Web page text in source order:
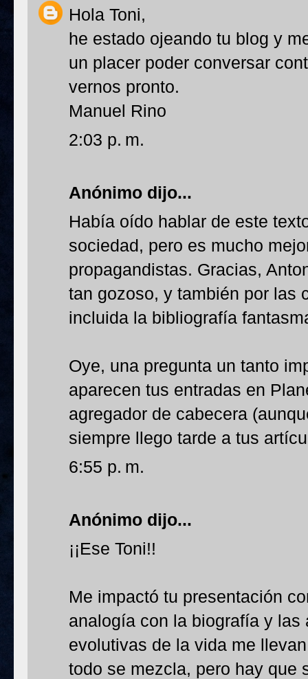
Hola Toni,
he estado ojeando tu blog y
un placer poder conversar
vernos pronto.
Manuel Rino
2:03 p. m.
Anónimo dijo...
Había oído hablar de este
sociedad, pero es mucho
propagandistas. Gracias,
tan gozoso, y también por las
incluida la bibliografía
Oye, una pregunta un tanto
aparecen tus entradas en
agregador de cabecera
siempre llego tarde a tus
6:55 p. m.
Anónimo dijo...
¡¡Ese Toni!!
Me impactó tu presentación
analogía con la biografía y las
evolutivas de la vida me
todo se mezcla, pero hay que